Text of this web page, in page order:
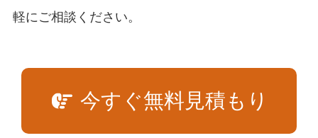
軽にご相談ください。
今すぐ無料見積もり